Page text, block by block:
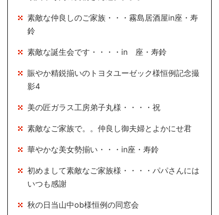
素敵な仲良しのご家族・・・霧島居酒屋in座・寿
鈴
素敵な誕生会です・・・・in 座・寿鈴
賑やか精鋭揃いのトヨタユーゼック様恒例記念撮
影4
美の匠ガラス工房弟子丸様・・・・祝
素敵なご家族で。。仲良し御夫婦とよかにせ君
華やかな美女勢揃い・・・in座・寿鈴
初めまして素敵なご家族様・・・・パパさんには
いつも感謝
秋の日当山中ob様恒例の同窓会